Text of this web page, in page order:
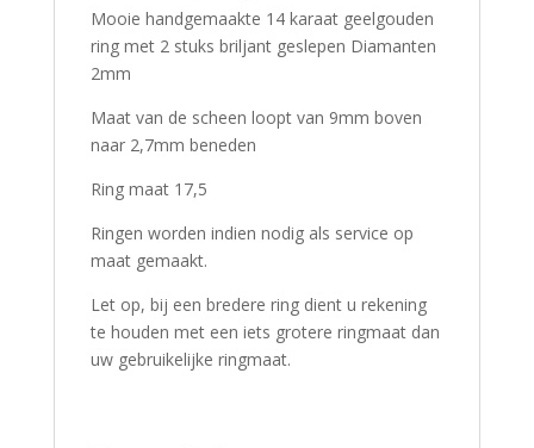
Mooie handgemaakte 14 karaat geelgouden
ring met 2 stuks briljant geslepen Diamanten
2mm
Maat van de scheen loopt van 9mm boven
naar 2,7mm beneden
Ring maat 17,5
Ringen worden indien nodig als service op
maat gemaakt.
Let op, bij een bredere ring dient u rekening
te houden met een iets grotere ringmaat dan
uw gebruikelijke ringmaat.